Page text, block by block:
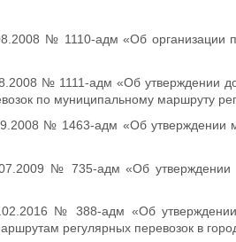
№ 1110-адм «Об организации
№ 1111-адм «Об утверждении
по муниципальному маршруту
№ 1463-адм «Об утверждении
№ 735-адм «Об утверждении
№ 388-адм «Об утверждении
регулярных перевозок в